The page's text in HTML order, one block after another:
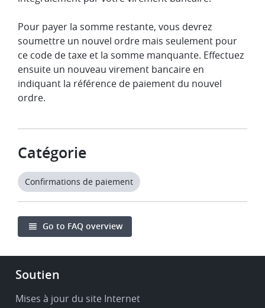
Pour payer la somme restante, vous devrez
soumettre un nouvel ordre mais seulement pour
ce code de taxe et la somme manquante. Effectuez
ensuite un nouveau virement bancaire en
indiquant la référence de paiement du nouvel
ordre.
Catégorie
Confirmations de paiement
Go to FAQ overview
Footer
Service
Soutien
Mises à jour du site Internet